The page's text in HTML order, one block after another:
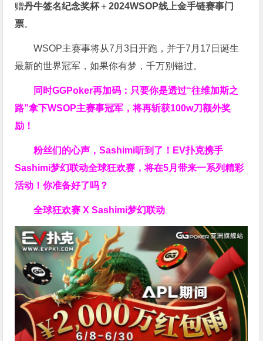
赠丹牛签名纪念奖杯＋2024WSOP线上金手链赛事门
票。
WSOP主赛事将从7月3日开跑，并于7月17日诞生
最新的世界冠军，如果你有梦，千万别错过。
同时GGPoker再加码：只要你是透过“往维加斯之
路”拿下WSOP主赛事冠军，将再斩获100w刀额外奖
励！
粉丝们的心声，Sashimi听到了！EV扑克携手
Sashimi梦幻联动全球狂欢赛，将在5月带来一系列精彩
活动！你准备好了吗？
全球狂欢赛 X Sashimi梦幻联动